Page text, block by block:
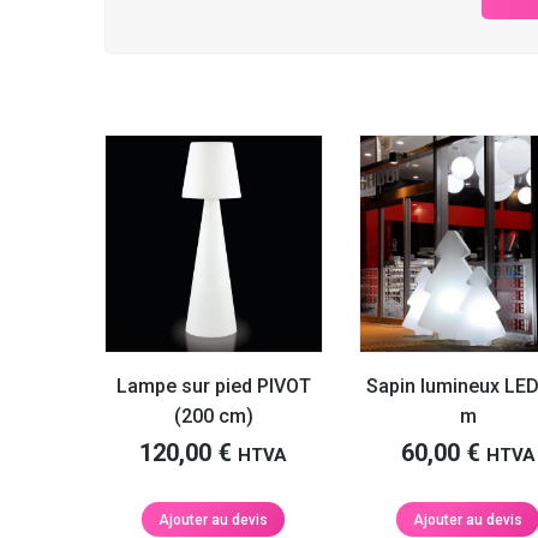
Lampe sur pied PIVOT
(200 cm)
120,00 € HTVA
Ajouter au devis
Sapin lumineux
m
60,00 € HTVA
Ajouter au devis